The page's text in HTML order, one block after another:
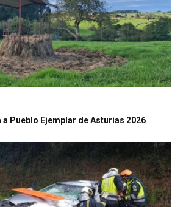
a Pueblo Ejemplar de Asturias 2026